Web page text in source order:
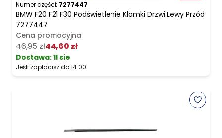
Numer części: 7277447
BMW F20 F21 F30 Podświetlenie Klamki Drzwi Lewy Przód
7277447
Cena promocyjna
46,95 zł44,60 zł
Dostawa:11 sie
Jeśli zapłacisz do 14:00